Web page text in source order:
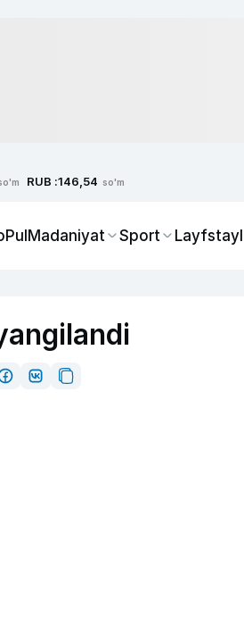
RUB :146,54 so'm
PulMadaniyat Sport Layfstayl